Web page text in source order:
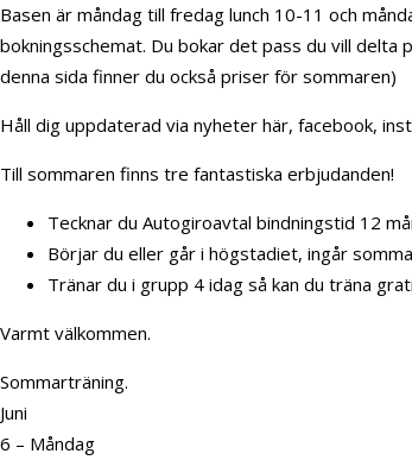
Basen är måndag till fredag lunch 10-11 och
bokningsschemat. Du bokar det pass du vill
denna sida finner du också priser för sommaren)
Håll dig uppdaterad via nyheter här, facebook,
Till sommaren finns tre fantastiska erbjudanden!
Tecknar du Autogiroavtal bindningstid 12
Börjar du eller går i högstadiet, ingår
Tränar du i grupp 4 idag så kan du träna
Varmt välkommen.
Sommarträning.
Juni
6 – Måndag